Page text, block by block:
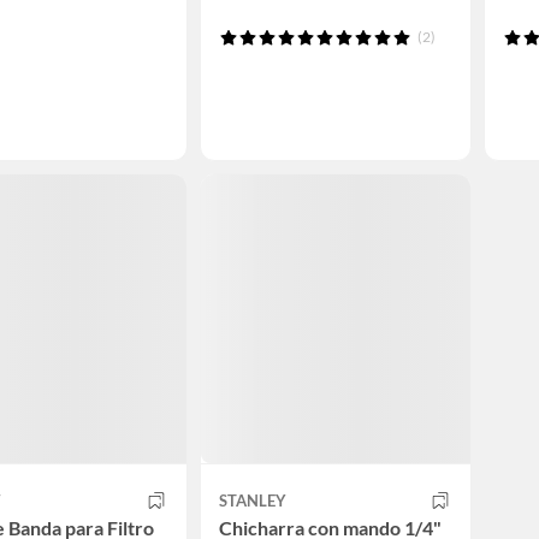
(2)
Banda para Filtro
STANLEY
Chicharra con mando 1/4"